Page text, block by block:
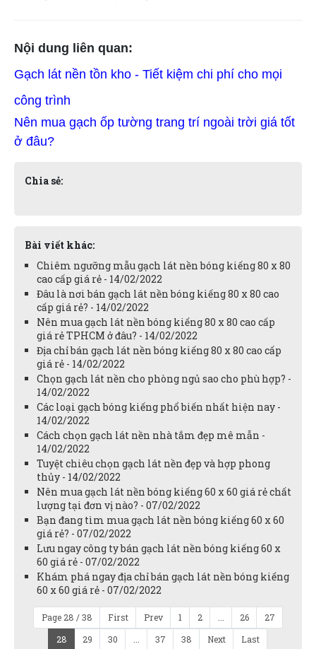
Nội dung liên quan:
Gạch lát nền tồn kho - Tiết kiệm chi phí cho mọi
công trình
Nên mua gạch ốp tường trang trí ngoài trời giá tốt
ở đâu?
Chia sẻ:
Bài viết khác:
Chiêm ngưỡng mẫu gạch lát nền bóng kiếng 80 x 80
cao cấp giá rẻ - 14/02/2022
Đâu là nơi bán gạch lát nền bóng kiếng 80 x 80 cao
cấp giá rẻ? - 14/02/2022
Nên mua gạch lát nền bóng kiếng 80 x 80 cao cấp
giá rẻ TPHCM ở đâu? - 14/02/2022
Địa chỉ bán gạch lát nền bóng kiếng 80 x 80 cao cấp
giá rẻ - 14/02/2022
Chọn gạch lát nền cho phòng ngủ sao cho phù hợp? -
14/02/2022
Các loại gạch bóng kiếng phổ biến nhất hiện nay -
14/02/2022
Cách chọn gạch lát nền nhà tắm đẹp mê mẫn -
14/02/2022
Tuyệt chiêu chọn gạch lát nền đẹp và hợp phong
thủy - 14/02/2022
Nên mua gạch lát nền bóng kiếng 60 x 60 giá rẻ chất
lượng tại đơn vị nào? - 07/02/2022
Bạn đang tìm mua gạch lát nền bóng kiếng 60 x 60
giá rẻ? - 07/02/2022
Lưu ngay công ty bán gạch lát nền bóng kiếng 60 x
60 giá rẻ - 07/02/2022
Khám phá ngay địa chỉ bán gạch lát nền bóng kiếng
60 x 60 giá rẻ - 07/02/2022
Page 28 / 38 First Prev 1 2 26
27
28
29 30 37 38 Next Last